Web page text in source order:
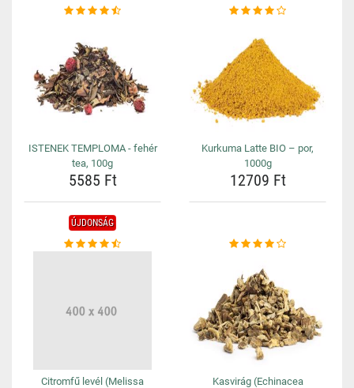
ISTENEK TEMPLOMA - fehér
tea, 100g
5585 Ft
Kurkuma Latte BIO – por,
1000g
12709 Ft
ÚJDONSÁG
Citromfű levél (Melissa
Kasvirág (Echinacea